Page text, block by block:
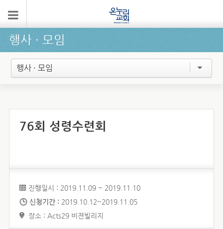
행사 ∙ 모임
행사 · 모임
76회 성령수련회
진행일시 : 2019.11.09 ~ 2019.11.10
신청기간 : 2019.10.12~2019.11.05
장소 : Acts29 비젼빌리지